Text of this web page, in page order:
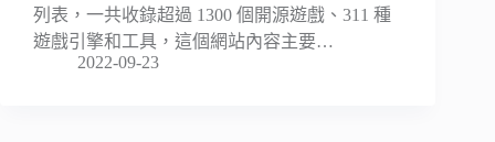
列表，一共收錄超過 1300 個開源遊戲、311 種
遊戲引擎和工具，這個網站內容主要…
2022-09-23